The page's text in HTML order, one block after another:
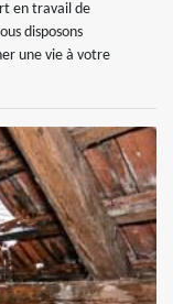
en travail de
disposons
une vie à votre